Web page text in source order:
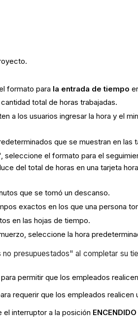
formato para la entrada de tiempo
total de horas trabajadas.
a los usuarios ingresar la hora y el
que se muestran en las
el formato para el
del total de horas en una tarjeta
que se tomó un descanso.
exactos en los que una persona
en las hojas de tiempo.
seleccione la hora
presupuestados" al completar su
para permitir que los empleados
requerir que los empleados
interruptor a la posición ENCENDIDO